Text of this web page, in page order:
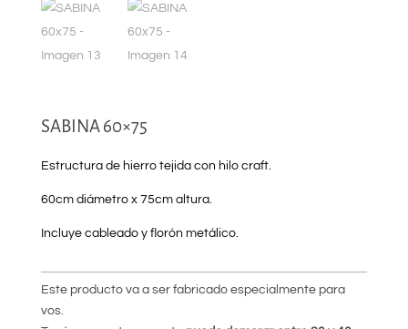
SABINA 60×75
Estructura de hierro tejida con hilo craft.
60cm diámetro x 75cm altura.
Incluye cableado y florón metálico.
Este producto va a ser fabricado especialmente para
vos.